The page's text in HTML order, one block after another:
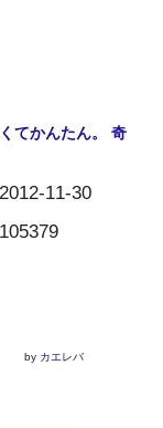
てかんたん。 奇
11-30
by カエレバ